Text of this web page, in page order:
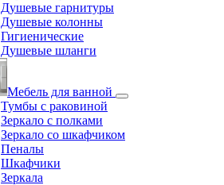
Душевые гарнитуры
Душевые колонны
Гигиенические
Душевые шланги
Мебель для ванной
Тумбы с раковиной
Зеркало с полками
Зеркало со шкафчиком
Пеналы
Шкафчики
Зеркала